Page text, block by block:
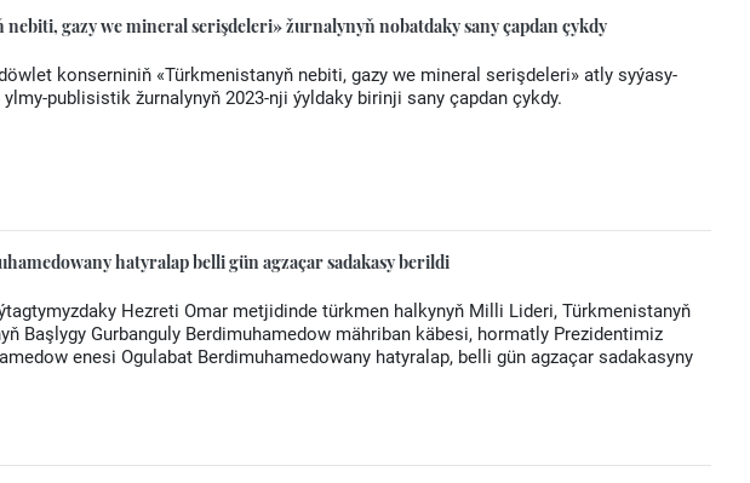
gazy we mineral serişdeleri» žurnalynyň nobatdaky sany çapdan çykdy
konserniniň «Türkmenistanyň nebiti, gazy we mineral serişdeleri» atly syýasy-
publisistik žurnalynyň 2023-nji ýyldaky birinji sany çapdan çykdy.
hatyralap belli gün agzaçar sadakasy berildi
Hezreti Omar metjidinde türkmen halkynyň Milli Lideri, Türkmenistanyň
Başlygy Gurbanguly Berdimuhamedow mähriban käbesi, hormatly Prezidentimiz
enesi Ogulabat Berdimuhamedowany hatyralap, belli gün agzaçar sadakasyny